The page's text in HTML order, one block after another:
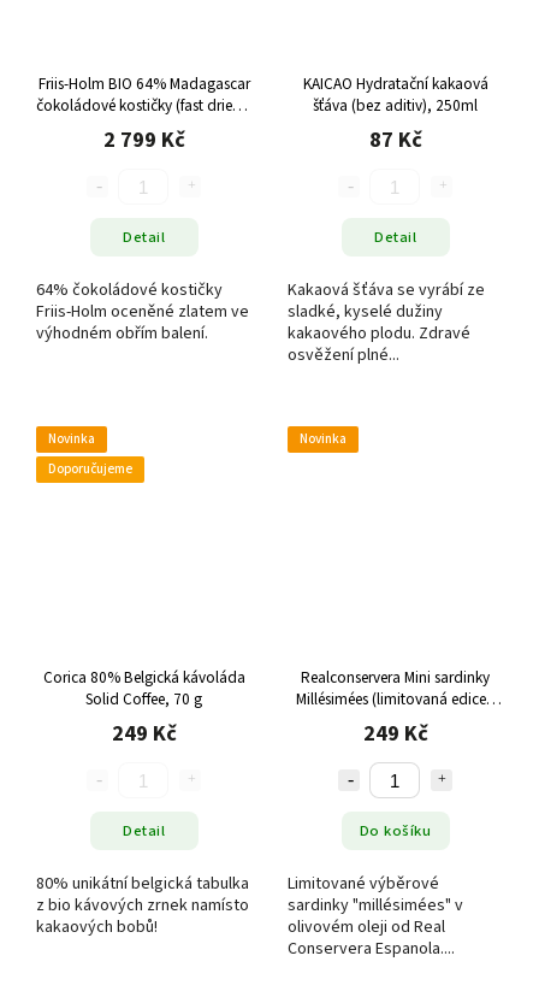
Friis-Holm BIO 64% Madagascar
čokoládové kostičky (fast dried),
1500 g
2 799 Kč
Detail
64% čokoládové kostičky
Friis-Holm oceněné zlatem ve
výhodném obřím balení.
KAICAO Hydratační kakaová
šťáva (bez aditiv), 250ml
87 Kč
Detail
Kakaová šťáva se vyrábí ze
sladké, kyselé dužiny
kakaového plodu. Zdravé
osvěžení plné...
Novinka
Doporučujeme
Corica 80% Belgická kávoláda
Solid Coffee, 70 g
249 Kč
Detail
80% unikátní belgická tabulka
z bio kávových zrnek namísto
kakaových bobů!
Novinka
Realconservera Mini sardinky
Millésimées (limitovaná edice),
90 g
249 Kč
Do košíku
Limitované výběrové
sardinky "millésimées" v
olivovém oleji od Real
Conservera Espanola....